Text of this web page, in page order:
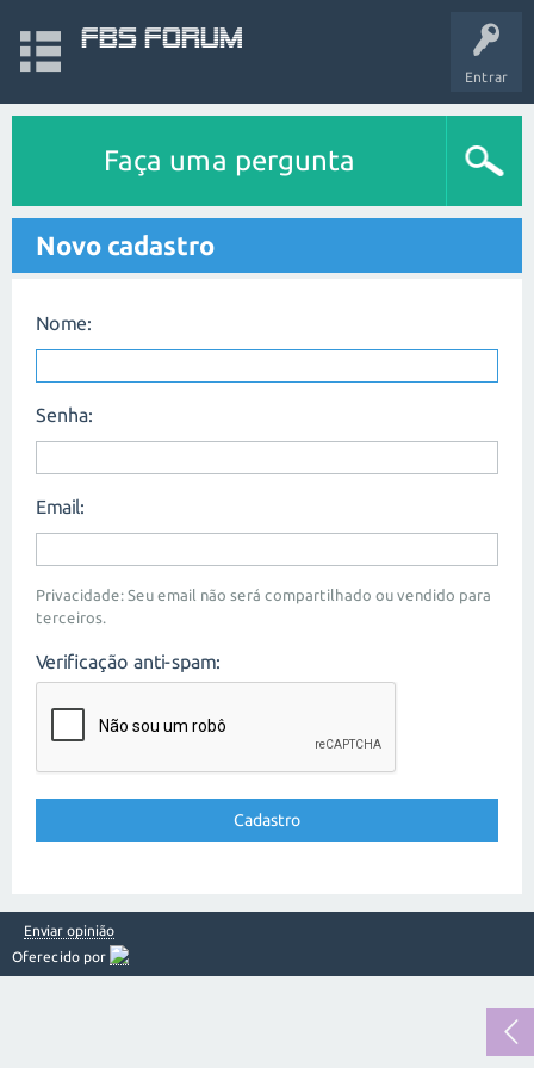
Entrar
FBS Forum
Faça uma pergunta
Novo cadastro
Nome:
Senha:
Email:
Privacidade: Seu email não será compartilhado ou vendido para
terceiros.
Verificação anti-spam:
Enviar opinião
Oferecido por